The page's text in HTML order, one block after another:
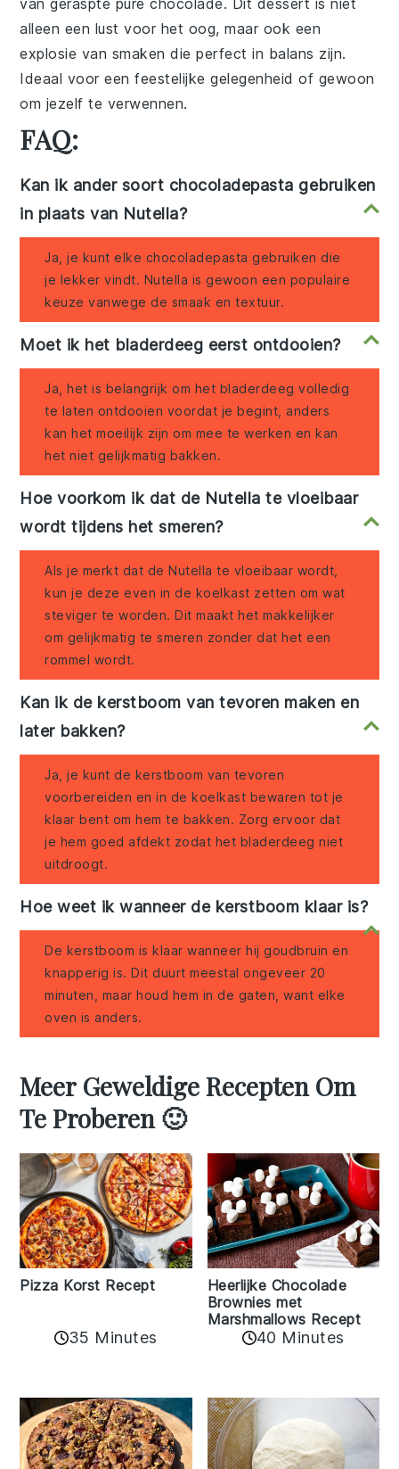
van geraspte pure chocolade. Dit dessert is niet
alleen een lust voor het oog, maar ook een
explosie van smaken die perfect in balans zijn.
Ideaal voor een feestelijke gelegenheid of gewoon
om jezelf te verwennen.
FAQ:
Kan ik ander soort chocoladepasta gebruiken
in plaats van Nutella?
Ja, je kunt elke chocoladepasta gebruiken die
je lekker vindt. Nutella is gewoon een populaire
keuze vanwege de smaak en textuur.
Moet ik het bladerdeeg eerst ontdooien?
Ja, het is belangrijk om het bladerdeeg volledig
te laten ontdooien voordat je begint, anders
kan het moeilijk zijn om mee te werken en kan
het niet gelijkmatig bakken.
Hoe voorkom ik dat de Nutella te vloeibaar
wordt tijdens het smeren?
Als je merkt dat de Nutella te vloeibaar wordt,
kun je deze even in de koelkast zetten om wat
steviger te worden. Dit maakt het makkelijker
om gelijkmatig te smeren zonder dat het een
rommel wordt.
Kan ik de kerstboom van tevoren maken en
later bakken?
Ja, je kunt de kerstboom van tevoren
voorbereiden en in de koelkast bewaren tot je
klaar bent om hem te bakken. Zorg ervoor dat
je hem goed afdekt zodat het bladerdeeg niet
uitdroogt.
Hoe weet ik wanneer de kerstboom klaar is?
De kerstboom is klaar wanneer hij goudbruin en
knapperig is. Dit duurt meestal ongeveer 20
minuten, maar houd hem in de gaten, want elke
oven is anders.
Meer Geweldige Recepten Om
Te Proberen 🙂
Pizza Korst Recept
35 Minutes
Heerlijke Chocolade
Brownies met
Marshmallows Recept
40 Minutes